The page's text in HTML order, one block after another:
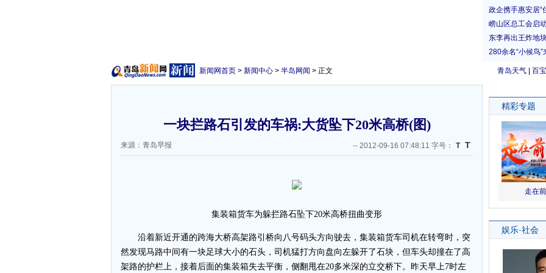
青岛天气 百
新闻网首页 > 新闻中心 > 半岛网闻 > 正文
一块拦路石引发的车祸:大货坠下20米高桥(图)
来源：青岛早报 -- 2012-09-16 07:48:11 字号： T T
集装箱货车为躲拦路石坠下20米高桥扭曲变形
沿着新近开通的跨海大桥高架路引桥向八号码头方向驶去，集装箱货车司机在转弯时，突
然发现马路中间有一块足球大小的石头，司机猛打方向盘向左躲开了石块，但车头却撞在了高
架路的护栏上，接着后面的集装箱失去平衡，侧翻甩在20多米深的立交桥下。昨天早上7时左